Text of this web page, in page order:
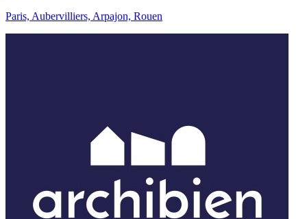
Paris, Aubervilliers, Arpajon, Rouen